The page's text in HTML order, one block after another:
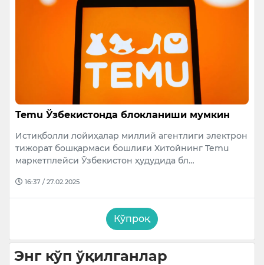
Temu Ўзбекистонда блокланиши мумкин
Истиқболли лойиҳалар миллий агентлиги электрон
тижорат бошқармаси бошлиғи Хитойнинг Temu
маркетплейси Ўзбекистон ҳудудида бл…
16:37 / 27.02.2025
Кўпроқ
Энг кўп ўқилганлар